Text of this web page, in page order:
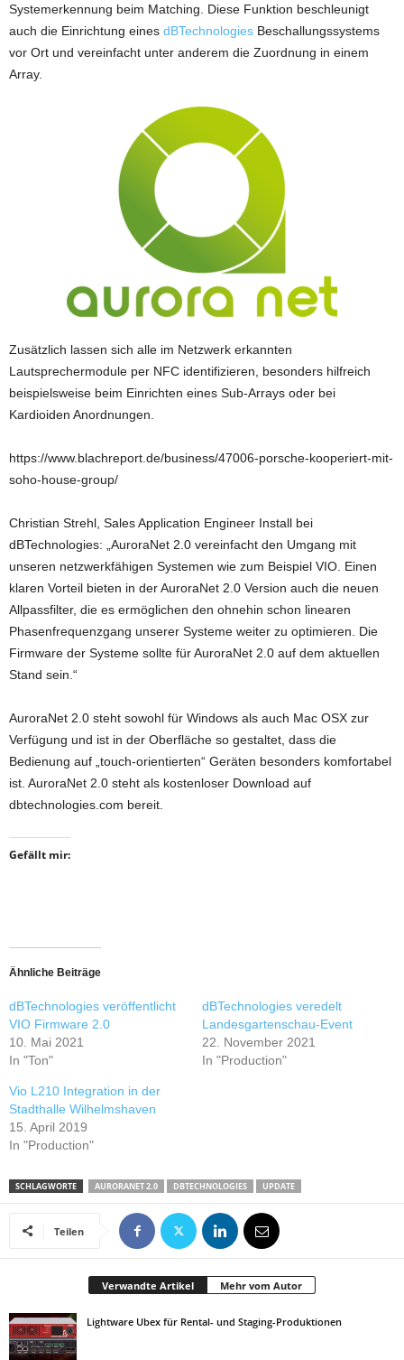
Systemerkennung beim Matching. Diese Funktion beschleunigt
auch die Einrichtung eines dBTechnologies Beschallungssystems
vor Ort und vereinfacht unter anderem die Zuordnung in einem
Array.
Zusätzlich lassen sich alle im Netzwerk erkannten
Lautsprechermodule per NFC identifizieren, besonders hilfreich
beispielsweise beim Einrichten eines Sub-Arrays oder bei
Kardioiden Anordnungen.
https://www.blachreport.de/business/47006-porsche-kooperiert-mit-
soho-house-group/
Christian Strehl, Sales Application Engineer Install bei
dBTechnologies: „AuroraNet 2.0 vereinfacht den Umgang mit
unseren netzwerkfähigen Systemen wie zum Beispiel VIO. Einen
klaren Vorteil bieten in der AuroraNet 2.0 Version auch die neuen
Allpassfilter, die es ermöglichen den ohnehin schon linearen
Phasenfrequenzgang unserer Systeme weiter zu optimieren. Die
Firmware der Systeme sollte für AuroraNet 2.0 auf dem aktuellen
Stand sein.“
AuroraNet 2.0 steht sowohl für Windows als auch Mac OSX zur
Verfügung und ist in der Oberfläche so gestaltet, dass die
Bedienung auf „touch-orientierten“ Geräten besonders komfortabel
ist. AuroraNet 2.0 steht als kostenloser Download auf
dbtechnologies.com bereit.
Gefällt mir:
Ähnliche Beiträge
dBTechnologies veröffentlicht
VIO Firmware 2.0
10. Mai 2021
In "Ton"
dBTechnologies veredelt
Landesgartenschau-Event
22. November 2021
In "Production"
Vio L210 Integration in der
Stadthalle Wilhelmshaven
15. April 2019
In "Production"
SCHLAGWORTE AURORANET 2.0 DBTECHNOLOGIES UPDATE
Teilen
Verwandte Artikel Mehr vom Autor
Lightware Ubex für Rental- und Staging-Produktionen